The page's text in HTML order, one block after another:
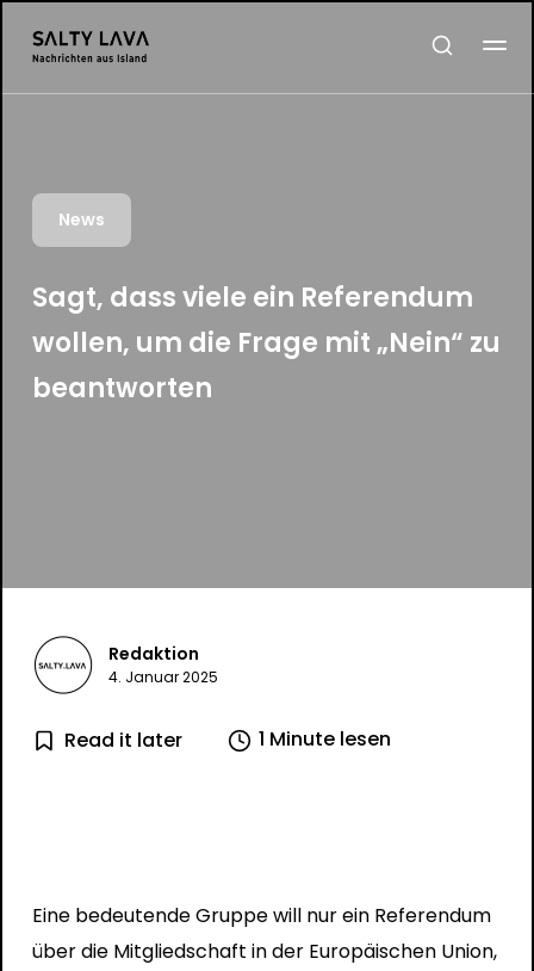
News
Sagt, dass viele ein Referendum
wollen, um die Frage mit „Nein“ zu
beantworten
Redaktion
4. Januar 2025
Read it later 1 Minute lesen
Eine bedeutende Gruppe will nur ein Referendum
über die Mitgliedschaft in der Europäischen Union,